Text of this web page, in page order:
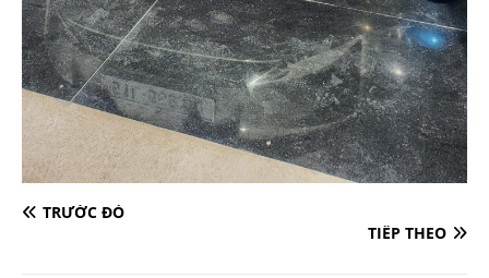
TRƯỚC ĐÓ
TIẾP THEO